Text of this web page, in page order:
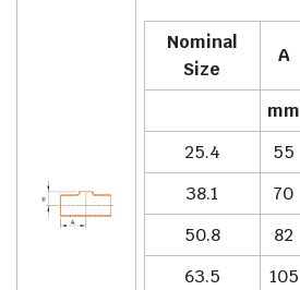
Nominal
Size
A
mm
25.4
55
38.1
70
50.8
82
63.5
105